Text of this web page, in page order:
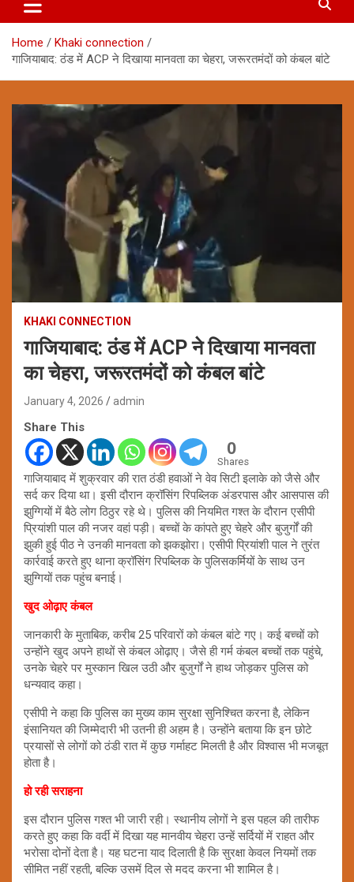
Home
Khaki connection
गाजियाबाद: ठंड में ACP ने दिखाया मानवता का चेहरा, जरूरतमंदों को कंबल बांटे
KHAKI CONNECTION
गाजियाबाद: ठंड में ACP ने दिखाया मानवता
का चेहरा, जरूरतमंदों को कंबल बांटे
January 4, 2026 admin
Share This
0
Shares
गाजियाबाद में शुक्रवार की रात ठंडी हवाओं ने वेव सिटी इलाके को जैसे और
सर्द कर दिया था। इसी दौरान क्रॉसिंग रिपब्लिक अंडरपास और आसपास की
झुग्गियों में बैठे लोग ठिठुर रहे थे। पुलिस की नियमित गश्त के दौरान एसीपी
प्रियांशी पाल की नजर वहां पड़ी। बच्चों के कांपते हुए चेहरे और बुजुर्गों की
झुकी हुई पीठ ने उनकी मानवता को झकझोरा। एसीपी प्रियांशी पाल ने तुरंत
कार्रवाई करते हुए थाना क्रॉसिंग रिपब्लिक के पुलिसकर्मियों के साथ उन
झुग्गियों तक पहुंच बनाई।
खुद ओढ़ाए कंबल
जानकारी के मुताबिक, करीब 25 परिवारों को कंबल बांटे गए। कई बच्चों को
उन्होंने खुद अपने हाथों से कंबल ओढ़ाए। जैसे ही गर्म कंबल बच्चों तक पहुंचे,
उनके चेहरे पर मुस्कान खिल उठी और बुजुर्गों ने हाथ जोड़कर पुलिस को
धन्यवाद कहा।
एसीपी ने कहा कि पुलिस का मुख्य काम सुरक्षा सुनिश्चित करना है, लेकिन
इंसानियत की जिम्मेदारी भी उतनी ही अहम है। उन्होंने बताया कि इन छोटे
प्रयासों से लोगों को ठंडी रात में कुछ गर्माहट मिलती है और विश्वास भी मजबूत
होता है।
हो रही सराहना
इस दौरान पुलिस गश्त भी जारी रही। स्थानीय लोगों ने इस पहल की तारीफ
करते हुए कहा कि वर्दी में दिखा यह मानवीय चेहरा उन्हें सर्दियों में राहत और
भरोसा दोनों देता है। यह घटना याद दिलाती है कि सुरक्षा केवल नियमों तक
सीमित नहीं रहती, बल्कि उसमें दिल से मदद करना भी शामिल है।